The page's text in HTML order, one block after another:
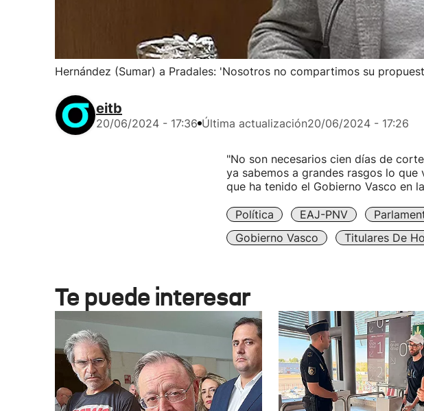
Hernández (Sumar) a Pradales: 'Nosotros no compartimos su
eitb
20/06/2024 - 17:36 Última actualización20/06/2024 - 17:26
"No son necesarios cien días de
ya sabemos a grandes rasgos lo que
que ha tenido el Gobierno Vasco en
Política EAJ-PNV
Gobierno Vasco
Titulares De
Te puede interesar